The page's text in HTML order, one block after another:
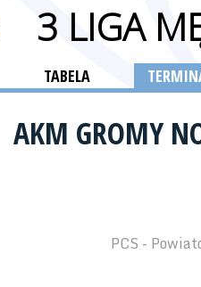
3 LIGA
TABELA
AKM GROMY
PCS -